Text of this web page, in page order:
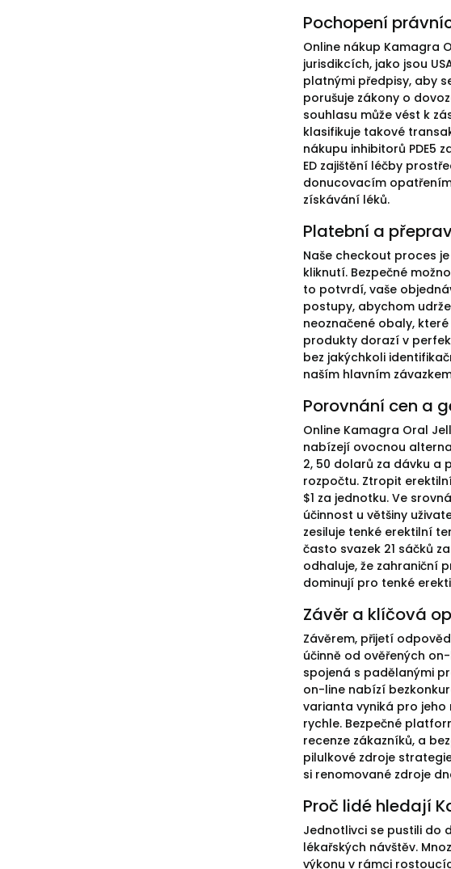
Pochopení
Online nákup Kamagra
jurisdikcích, jako jsou
platnými předpisy, aby
porušuje zákony o
souhlasu může vést k
klasifikuje takové
nákupu inhibitorů PDE5
ED zajištění léčby
donucovacím
získávání léků.
Platební a
Naše checkout proces
kliknutí. Bezpečné
to potvrdí, vaše
postupy, abychom
neoznačené obaly,
produkty dorazí v
bez jakýchkoli
naším hlavním
Porovnání cen a
Online Kamagra Oral
nabízejí ovocnou
2, 50 dolarů za dávku a
rozpočtu. Ztropit
$1 za jednotku. Ve
účinnost u většiny
zesiluje tenké erektilní
často svazek 21 sáčků
odhaluje, že zahraniční
dominují pro tenké
Závěr a klíčová
Závěrem, přijetí
účinně od ověřených
spojená s padělanými
on-line nabízí
varianta vyniká pro
rychle. Bezpečné
recenze zákazníků, a
pilulkové zdroje
si renomované zdroje
Proč lidé hledají
Jednotlivci se pustili do
lékařských návštěv.
výkonu v rámci